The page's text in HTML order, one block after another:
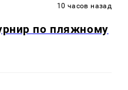
10 часов назад
по пляжному